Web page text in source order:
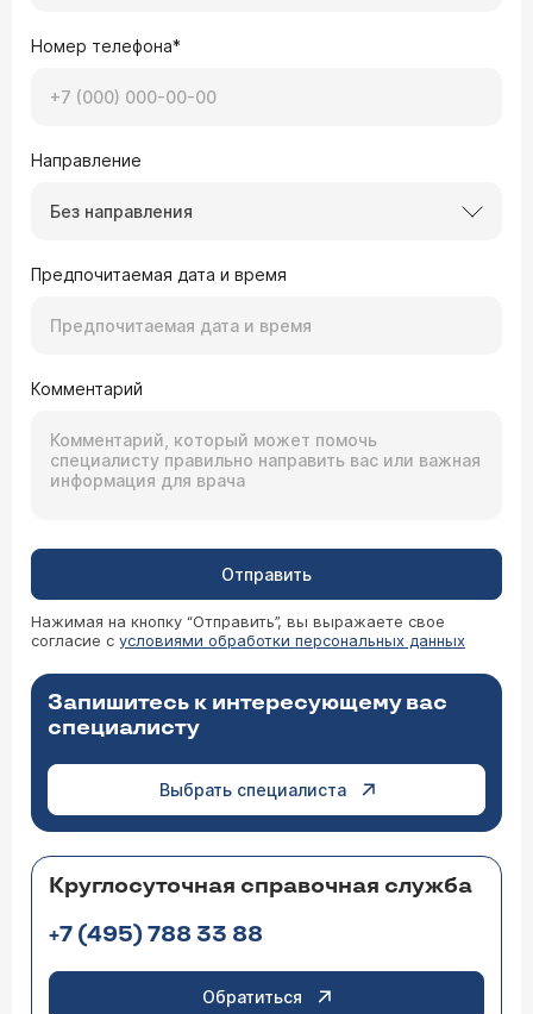
Номер телефона*
Направление
Без направления
Предпочитаемая дата и время
Комментарий
Отправить
Нажимая на кнопку “Отправить”, вы выражаете свое
согласие с условиями обработки персональных данных
Запишитесь к интересующему вас
специалисту
Выбрать специалиста
Круглосуточная справочная служба
+7 (495) 788 33 88
Обратиться